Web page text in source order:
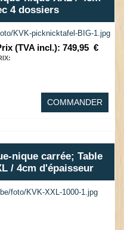
4 dossiers
(TVA incl.): 749,95 €
:
COMMANDER
nique carrée; Table
/ 4cm d'épaisseur